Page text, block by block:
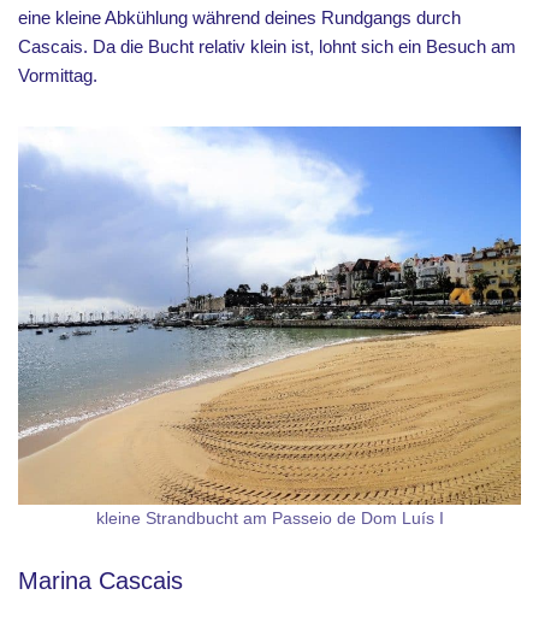
eine kleine Abkühlung während deines Rundgangs durch
Cascais. Da die Bucht relativ klein ist, lohnt sich ein Besuch am
Vormittag.
kleine Strandbucht am Passeio de Dom Luís I
Marina Cascais